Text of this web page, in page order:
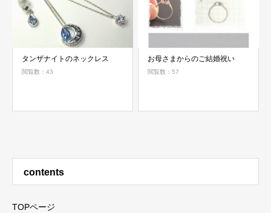
タンザナイトのネックレス
閲覧数：43
お母さまからのご結婚祝い
閲覧数：57
contents
TOPページ